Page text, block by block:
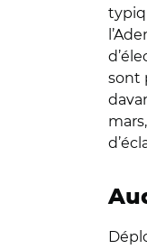
sont